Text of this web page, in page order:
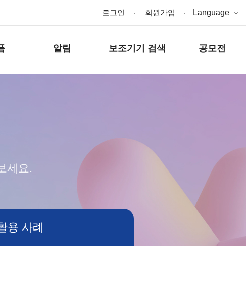
로그인 회원가입 Language
알림 보조기기 검색 공모전
세요.
용 사례